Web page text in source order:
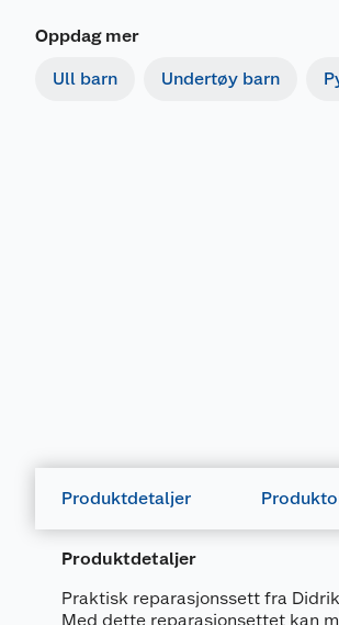
Oppdag mer
Ull barn Undertøy barn
Produktdetaljer
Produktdetaljer
Praktisk reparasjonssett fra
Med dette reparasjonsettet kan